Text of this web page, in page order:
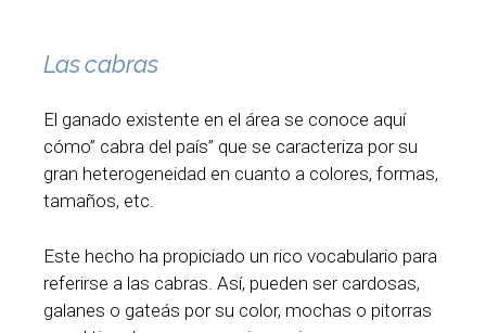
Las cabras
El ganado existente en el área se conoce aquí
cómo” cabra del país” que se caracteriza por su
gran heterogeneidad en cuanto a colores, formas,
tamaños, etc.
Este hecho ha propiciado un rico vocabulario para
referirse a las cabras. Así, pueden ser cardosas,
galanes o gateás por su color, mochas o pitorras